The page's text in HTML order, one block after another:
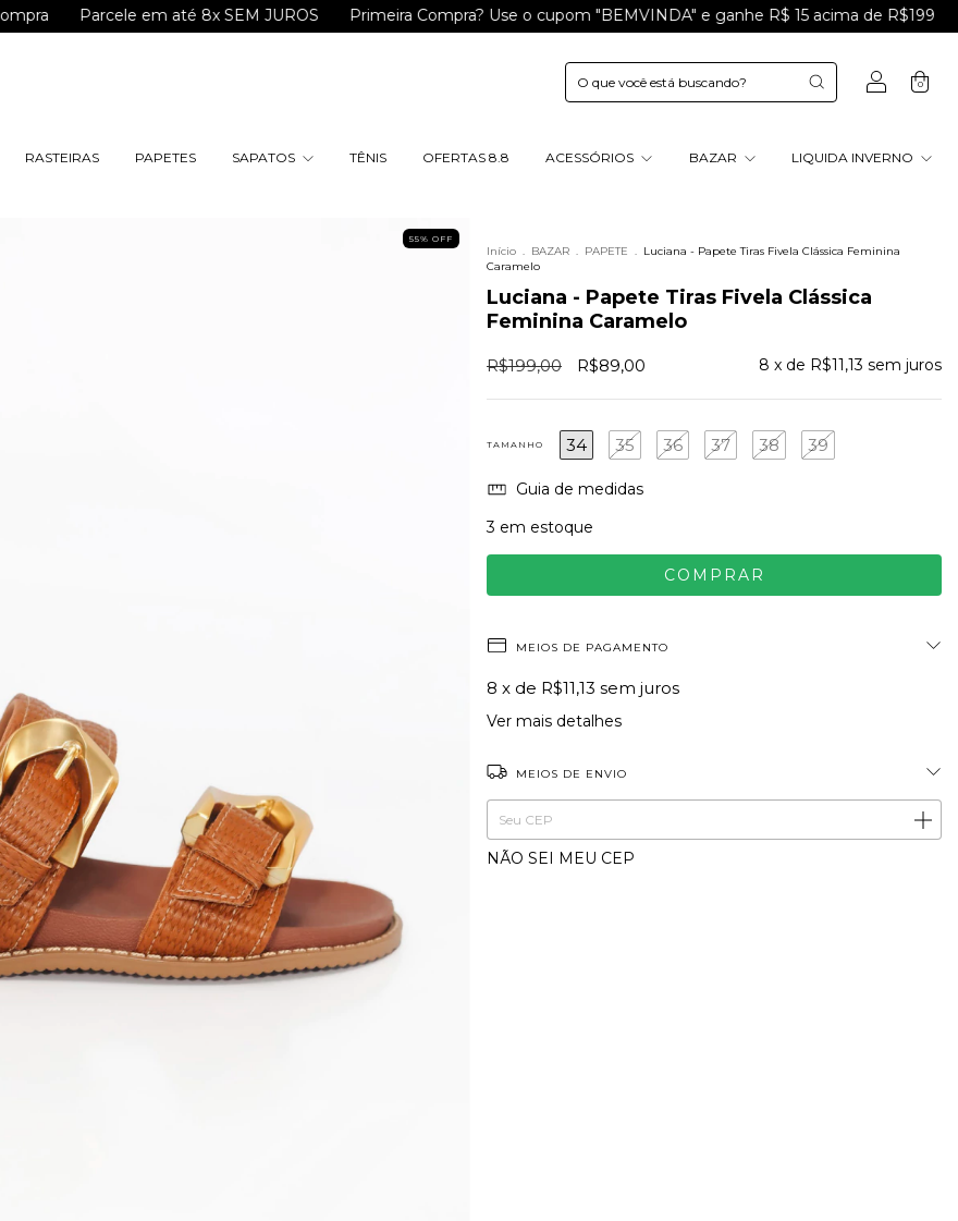
Parcele em até 8x SEM JUROS Primeira Compra? Use o cupom "BEMVINDA" e ganhe R$ 15 acima de R$199 Ganhe
0
RASTEIRAS PAPETES SAPATOS TÊNIS OFERTAS 8.8 ACESSÓRIOS BAZAR
LIQUIDA INVERNO
55% OFF
Início . BAZAR . PAPETE . Luciana - Papete Tiras Fivela Clássica Feminina
Caramelo
Luciana - Papete Tiras Fivela Clássica
Feminina Caramelo
R$199,00 R$89,00 8 x de R$11,13 sem juros
TAMANHO 34 35 36 37 38 39
Guia de medidas
3 em estoque
MEIOS DE PAGAMENTO
8 x de R$11,13 sem juros
Ver mais detalhes
MEIOS DE ENVIO
Entregas para o CEP: ALTERAR CEP
NÃO SEI MEU CEP